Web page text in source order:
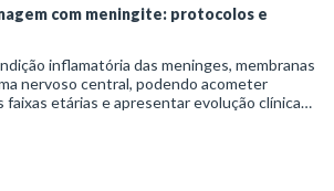
com meningite: protocolos e
inflamatória das meninges, membranas
nervoso central, podendo acometer
faixas etárias e apresentar evolução clínica